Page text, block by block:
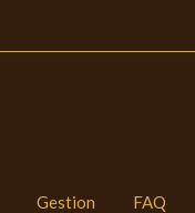
Gestion FAQ